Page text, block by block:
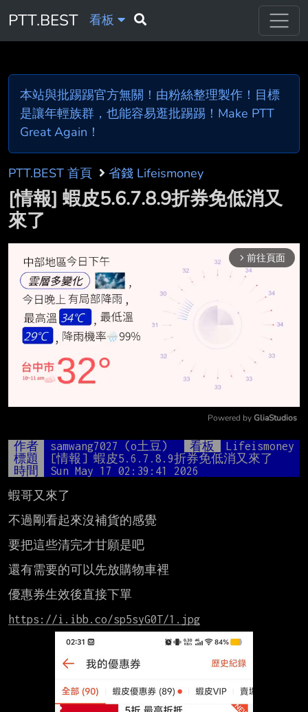
PTT.BEST 看板
本站與批踢踢官方無關！由粉絲整理製作！目標
是讓年輕族群，也能容易逛批踢踢！Make PTT
Great Again！
PTT.BEST 首頁 省錢 Lifeismoney
[情報] 蝦皮5.6.7.8.9折券免低消又
來了
arrow_forward_ios 前往頁面
Mute
Powered by GliaStudios
作者 samwang7027 (o土豆) 看板
Lifeismoney
標題
[情報] 蝦皮5.6.7.8.9折券免低消又來了
時間
Sun May 17 02:39:41 2026
蝦哥又來了
不過剛看起來沒補貨的感覺
要把這些清完才甘願是吧
還有需要的可以先放購物車裡
優惠券生效後直接下單
https://i.ibb.co/sp5syG0T/1.jpg